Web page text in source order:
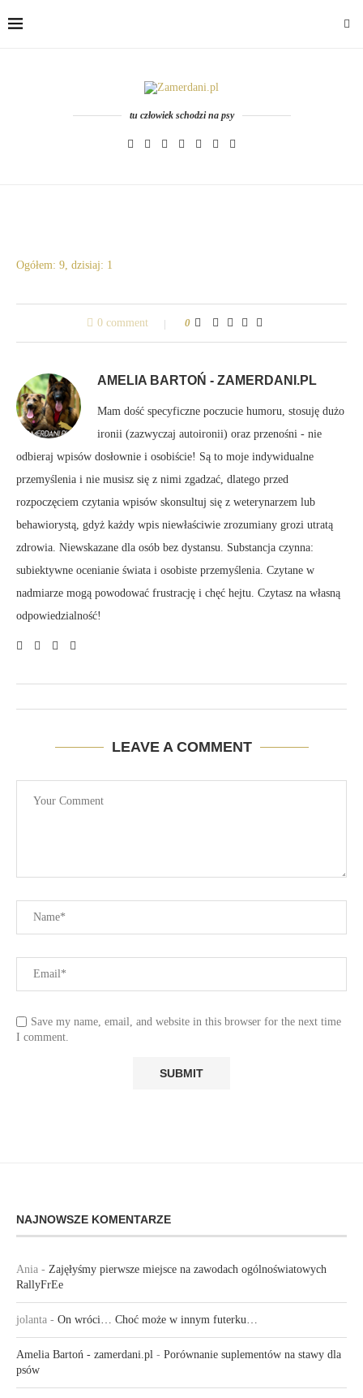
tu człowiek schodzi na psy
Ogółem: 9, dzisiaj: 1
0 comment 0
AMELIA BARTOŃ - ZAMERDANI.PL
Mam dość specyficzne poczucie humoru, stosuję dużo
ironii (zazwyczaj autoironii) oraz przenośni - nie
odbieraj wpisów dosłownie i osobiście! Są to moje indywidualne
przemyślenia i nie musisz się z nimi zgadzać, dlatego przed
rozpoczęciem czytania wpisów skonsultuj się z weterynarzem lub
behawiorystą, gdyż każdy wpis niewłaściwie zrozumiany grozi utratą
zdrowia. Niewskazane dla osób bez dystansu. Substancja czynna:
subiektywne ocenianie świata i osobiste przemyślenia. Czytane w
nadmiarze mogą powodować frustrację i chęć hejtu. Czytasz na własną
odpowiedzialność!
LEAVE A COMMENT
Save my name, email, and website in this browser for the next time
I comment.
NAJNOWSZE KOMENTARZE
Ania - Zajęłyśmy pierwsze miejsce na zawodach ogólnoświatowych
RallyFrEe
jolanta - On wróci… Choć może w innym futerku…
Amelia Bartoń - zamerdani.pl - Porównanie suplementów na stawy dla
psów